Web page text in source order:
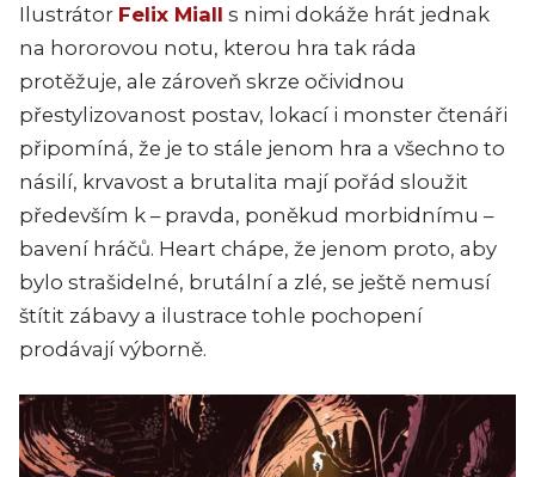
Ilustrátor Felix Miall s nimi dokáže hrát jednak
na hororovou notu, kterou hra tak ráda
protěžuje, ale zároveň skrze očividnou
přestylizovanost postav, lokací i monster čtenáři
připomíná, že je to stále jenom hra a všechno to
násilí, krvavost a brutalita mají pořád sloužit
především k – pravda, poněkud morbidnímu –
bavení hráčů. Heart chápe, že jenom proto, aby
bylo strašidelné, brutální a zlé, se ještě nemusí
štítit zábavy a ilustrace tohle pochopení
prodávají výborně.